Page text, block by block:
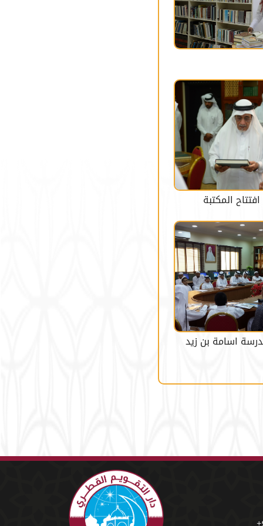
المكتبة
اسامة بن زيد